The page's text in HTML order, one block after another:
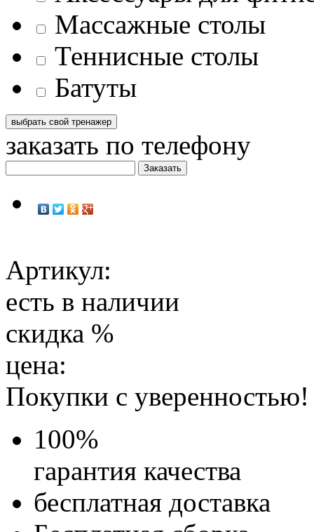
Массажные столы
Теннисные столы
Батуты
заказать по телефону
Артикул:
есть в наличии
скидка %
цена:
Покупки с уверенностью!
100%
гарантия качества
бесплатная доставка